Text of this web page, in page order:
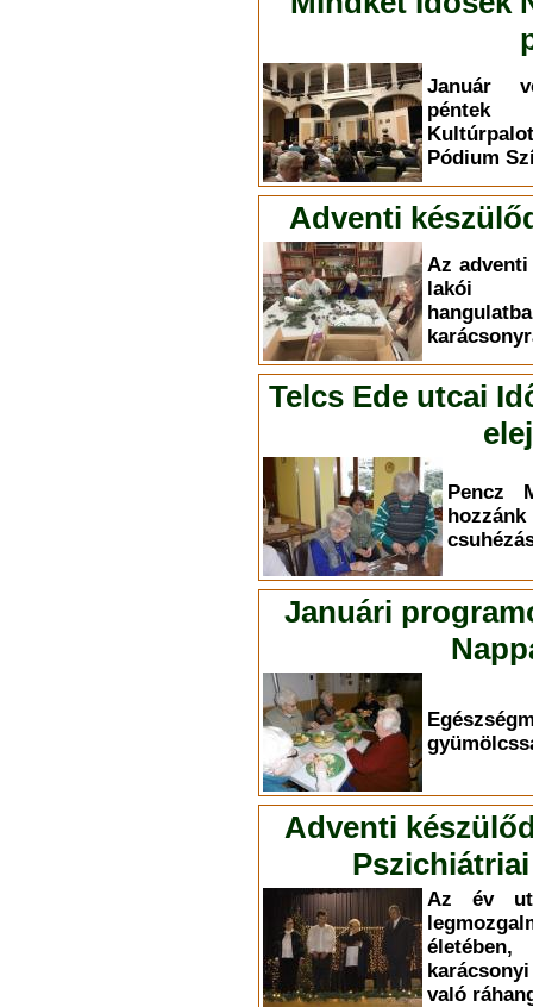
Január
Pódium
Adventi
Az
lakói
Telcs Ede utcai
Pencz
Januári
Adventi
Az év
való